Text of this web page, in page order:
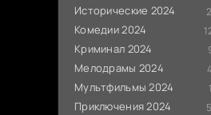
Исторические 2024
Комедии 2024
Криминал 2024
Мелодрамы 2024
Мультфильмы 2024
Приключения 2024